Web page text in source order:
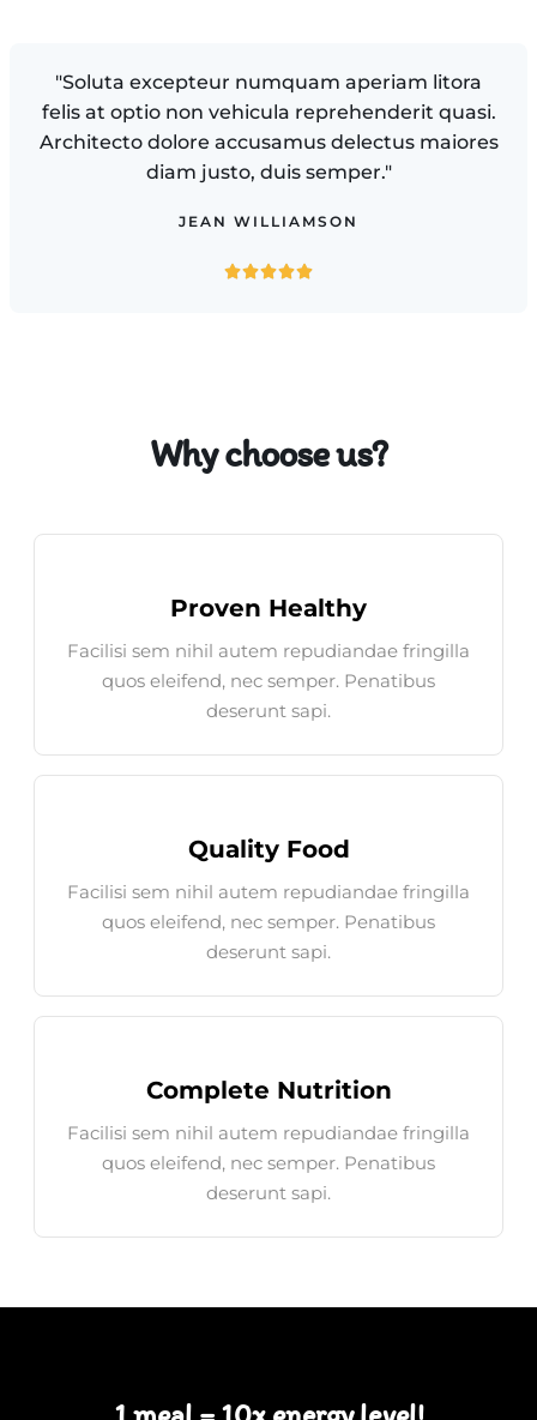
"Soluta excepteur numquam aperiam litora
felis at optio non vehicula reprehenderit quasi.
Architecto dolore accusamus delectus maiores
diam justo, duis semper."
JEAN WILLIAMSON

Why choose us?
Proven Healthy
Facilisi sem nihil autem repudiandae fringilla
quos eleifend, nec semper. Penatibus
deserunt sapi.
Quality Food
Facilisi sem nihil autem repudiandae fringilla
quos eleifend, nec semper. Penatibus
deserunt sapi.
Complete Nutrition
Facilisi sem nihil autem repudiandae fringilla
quos eleifend, nec semper. Penatibus
deserunt sapi.